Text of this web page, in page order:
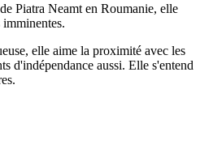
Piatra Neamt en Roumanie, elle
imminentes.
elle aime la proximité avec les
d'indépendance aussi. Elle s'entend